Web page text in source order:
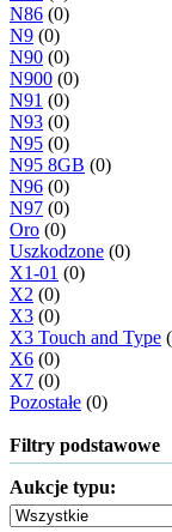
N86 (0)
N9 (0)
N90 (0)
N900 (0)
N91 (0)
N93 (0)
N95 (0)
N95 8GB (0)
N96 (0)
N97 (0)
Oro (0)
Uszkodzone (0)
X1-01 (0)
X2 (0)
X3 (0)
X3 Touch and Type
X6 (0)
X7 (0)
Pozostałe (0)
Filtry podstawowe
Aukcje typu: